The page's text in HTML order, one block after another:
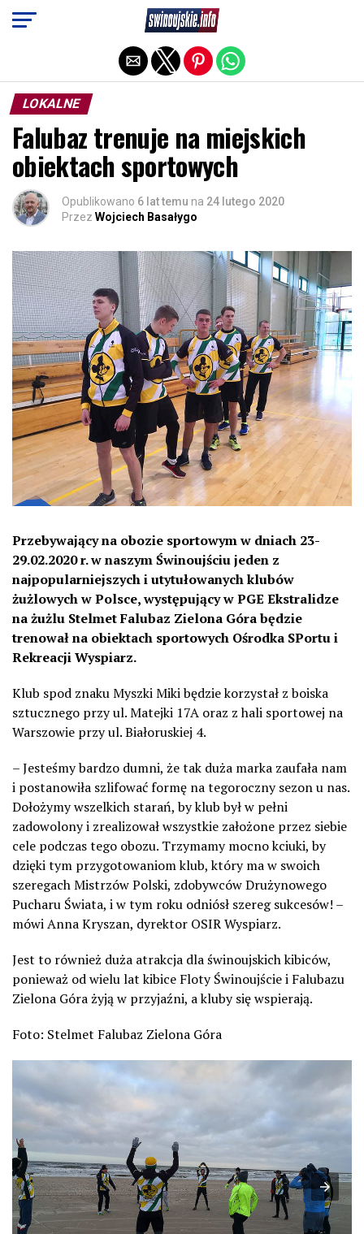
LOKALNE
Falubaz trenuje na miejskich
obiektach sportowych
Opublikowano 6 lat temu na 24 lutego 2020
Przez Wojciech Basałygo
Przebywający na obozie sportowym w dniach 23-
29.02.2020 r. w naszym Świnoujściu jeden z
najpopularniejszych i utytułowanych klubów
żużlowych w Polsce, występujący w PGE Ekstralidze
na żużlu Stelmet Falubaz Zielona Góra będzie
trenował na obiektach sportowych Ośrodka SPortu i
Rekreacji Wyspiarz.
Klub spod znaku Myszki Miki będzie korzystał z boiska
sztucznego przy ul. Matejki 17A oraz z hali sportowej na
Warszowie przy ul. Białoruskiej 4.
– Jesteśmy bardzo dumni, że tak duża marka zaufała nam
i postanowiła szlifować formę na tegoroczny sezon u nas.
Dołożymy wszelkich starań, by klub był w pełni
zadowolony i zrealizował wszystkie założone przez siebie
cele podczas tego obozu. Trzymamy mocno kciuki, by
dzięki tym przygotowaniom klub, który ma w swoich
szeregach Mistrzów Polski, zdobywców Drużynowego
Pucharu Świata, i w tym roku odniósł szereg sukcesów! –
mówi Anna Kryszan, dyrektor OSIR Wyspiarz.
Jest to również duża atrakcja dla świnoujskich kibiców,
ponieważ od wielu lat kibice Floty Świnoujście i Falubazu
Zielona Góra żyją w przyjaźni, a kluby się wspierają.
Foto: Stelmet Falubaz Zielona Góra
Exit mobile version